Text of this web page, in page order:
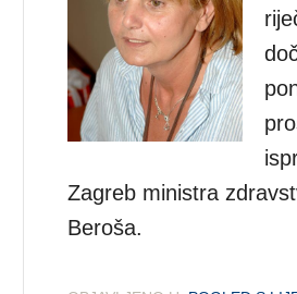
Zagreb ministra
Beroša.